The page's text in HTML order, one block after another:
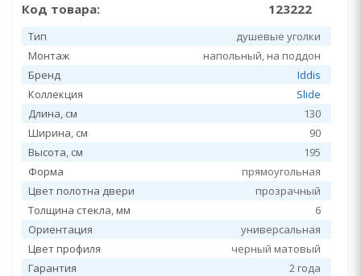
Код товара: 123222
Тип
душевые уголки
Монтаж
напольный, на поддон
Бренд
Iddis
Коллекция
Slide
Длина, см
130
Ширина, см
90
Высота, см
195
Форма
прямоугольная
Цвет полотна двери
прозрачный
Толщина стекла, мм
6
Ориентация
универсальная
Цвет профиля
черный матовый
Гарантия
2 года